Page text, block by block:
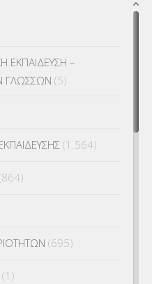
ΕΚΠΑΙΔΕΥΣΗ –
ΓΛΩΣΣΩΝ (5)
(1.564)
(695)
(1)